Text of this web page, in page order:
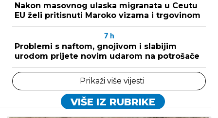
Nakon masovnog ulaska migranata u Ceutu
EU želi pritisnuti Maroko vizama i trgovinom
7 h
Problemi s naftom, gnojivom i slabijim
urodom prijete novim udarom na potrošače
Prikaži više vijesti
VIŠE IZ RUBRIKE